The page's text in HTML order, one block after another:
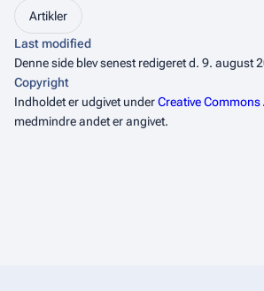
Artikler
Last modified
Denne side blev senest redigeret d. 9. august
Copyright
Indholdet er udgivet underCreative
medmindre andet er angivet.